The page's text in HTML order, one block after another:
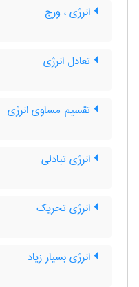
انرژی ، ورج
تعادل انرژی
تقسیم مساوی انرژی
انرژی تبادلی
انرژی تحریک
انرژی بسیار زیاد